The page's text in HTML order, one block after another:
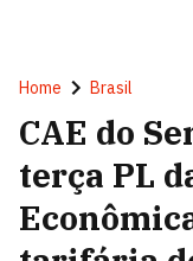
Home Brasil
CAE do
terça PL